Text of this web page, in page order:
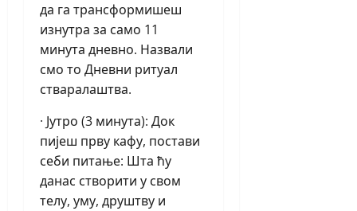
да га трансформишеш
изнутра за само 11
минута дневно. Назвали
смо то Дневни ритуал
стваралаштва.
· Јутро (3 минута): Док
пијеш прву кафу, постави
себи питање: Шта ћу
данас створити у свом
телу, уму, друштву и